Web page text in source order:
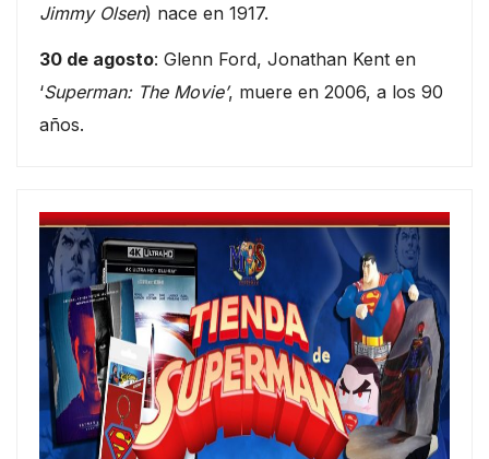
Jimmy Olsen) nace en 1917.
30 de agosto: Glenn Ford, Jonathan Kent en
‘Superman: The Movie’, muere en 2006, a los 90
años.